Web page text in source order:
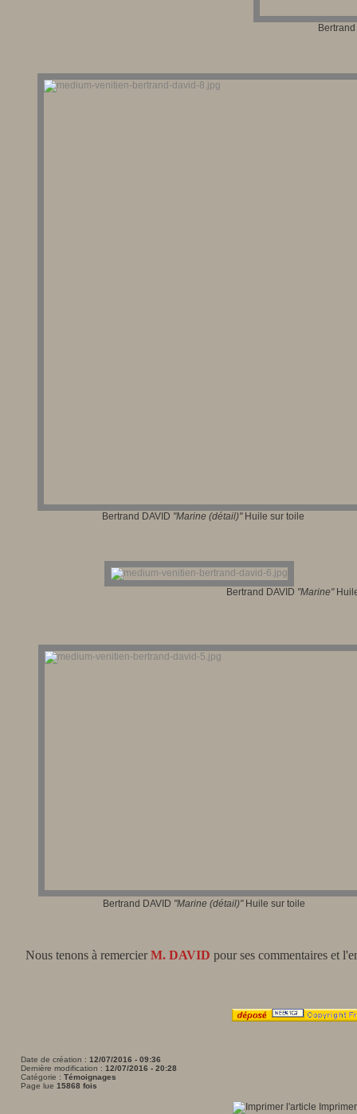
Bertrand DAVID "Marine (détail)"Huile sur toile
Bertrand DAVID "Marine"
Bertrand DAVID "Marine (détail)"Huile sur toile
Nous tenons à remercierM. DAVID pour ses commentaires et
Date de création : 12/07/2016 - 09:36
Dernière modification : 12/07/2016 - 20:28
Catégorie : Témoignages
Page lue 15868 fois